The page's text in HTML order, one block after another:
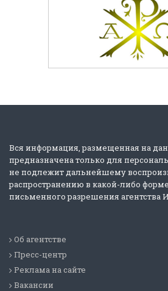
Вся информация, размещенная на
предназначена только для
не подлежит дальнейшему
распространению в какой-либо
письменного разрешения агентства
Об агентстве
Пресс-центр
Реклама на сайте
Вакансии